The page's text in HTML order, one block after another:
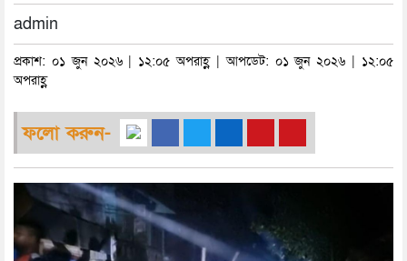
admin
প্রকাশ: ০১ জুন ২০২৬ | ১২:০৫ অপরাহ্ণ | আপডেট: ০১ জুন ২০২৬ | ১২:০৫
অপরাহ্ণ
ফলো করুন-